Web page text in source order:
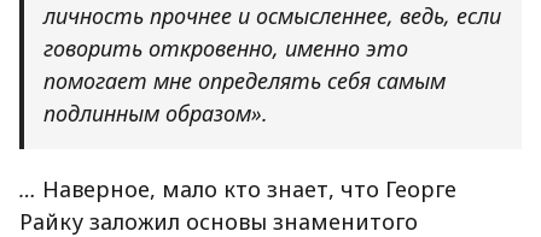
личность прочнее и осмысленнее, ведь, если
говорить откровенно, именно это
помогает мне определять себя самым
подлинным образом».
… Наверное, мало кто знает, что Георге
Райку заложил основы знаменитого